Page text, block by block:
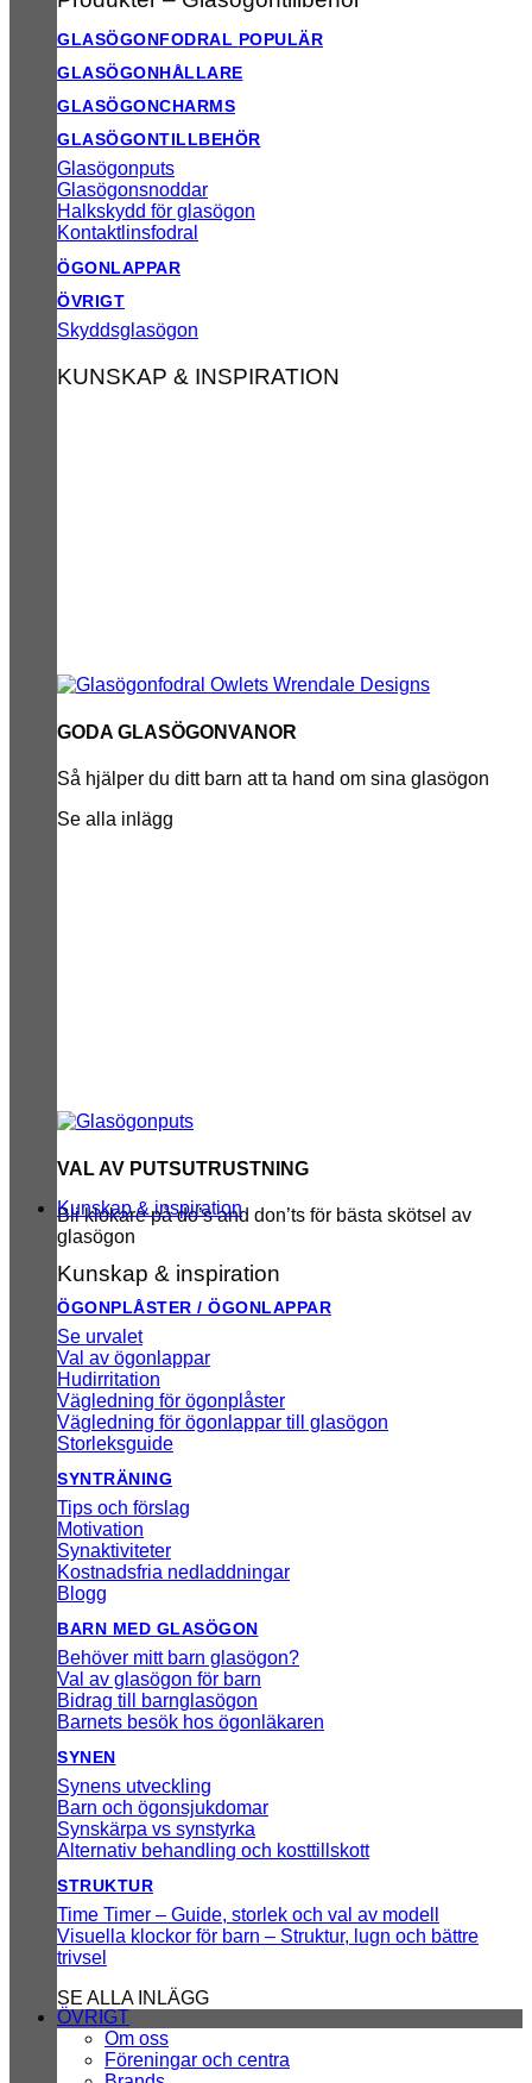
GLASÖGONFODRAL
GLASÖGONHÅLLARE
GLASÖGONCHARMS
GLASÖGONTILLBEHÖR
Glasögonputs
Glasögonsnoddar
Halkskydd för glasögon
Kontaktlinsfodral
ÖGONLAPPAR
ÖVRIGT
Skyddsglasögon
KUNSKAP & INSPIRATION
GODA GLASÖGONVANOR
Så hjälper du ditt barn att ta hand om sina glasögon
Se alla inlägg
VAL AV PUTSUTRUSTNING
Bli klokare på do’s and don’ts för bästa skötsel av
glasögon
Kunskap & inspiration
Kunskap & inspiration
ÖGONPLÅSTER / ÖGONLAPPAR
Se urvalet
Val av ögonlappar
Hudirritation
Vägledning för ögonplåster
Vägledning för ögonlappar till glasögon
Storleksguide
SYNTRÄNING
Tips och förslag
Motivation
Synaktiviteter
Kostnadsfria nedladdningar
Blogg
BARN MED GLASÖGON
Behöver mitt barn glasögon?
Val av glasögon för barn
Bidrag till barnglasögon
Barnets besök hos ögonläkaren
SYNEN
Synens utveckling
Barn och ögonsjukdomar
Synskärpa vs synstyrka
Alternativ behandling och kosttillskott
STRUKTUR
Time Timer – Guide, storlek och val av modell
Visuella klockor för barn – Struktur, lugn och bättre
trivsel
SE ALLA INLÄGG
ÖVRIGT
Om oss
Föreningar och centra